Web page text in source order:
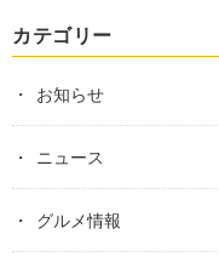
カテゴリー
お知らせ
ニュース
グルメ情報